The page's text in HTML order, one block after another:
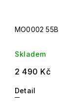
MO0002 55B
Skladem
2 490 Kč
Detail